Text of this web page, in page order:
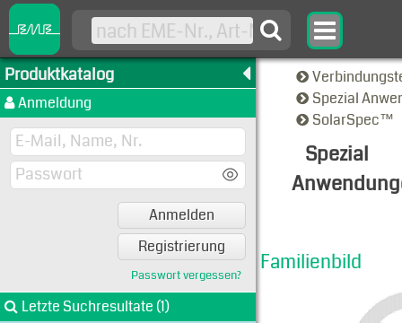
Produktkatalog
Anmeldung
Anmelden
Registrierung
Passwort vergessen?
Letzte Suchresultate (1)
Spezial
SolarSpec™
Spezial
Familienbild